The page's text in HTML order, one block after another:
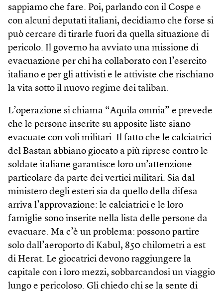
sappiamo che fare. Poi, parlando con il Cospe e
con alcuni deputati italiani, decidiamo che forse si
può cercare di tirarle fuori da quella situazione di
pericolo. Il governo ha avviato una missione di
evacuazione per chi ha collaborato con l’esercito
italiano e per gli attivisti e le attiviste che rischiano
la vita sotto il nuovo regime dei taliban.
L’operazione si chiama “Aquila omnia” e prevede
che le persone inserite su apposite liste siano
evacuate con voli militari. Il fatto che le calciatrici
del Bastan abbiano giocato a più riprese contro le
soldate italiane garantisce loro un’attenzione
particolare da parte dei vertici militari. Sia dal
ministero degli esteri sia da quello della difesa
arriva l’approvazione: le calciatrici e le loro
famiglie sono inserite nella lista delle persone da
evacuare. Ma c’è un problema: possono partire
solo dall’aeroporto di Kabul, 850 chilometri a est
di Herat. Le giocatrici devono raggiungere la
capitale con i loro mezzi, sobbarcandosi un viaggio
lungo e pericoloso. Gli chiedo chi se la sente di